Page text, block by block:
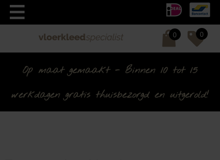
0 0
Op maat gemaakt - Binnen 10 tot 15
werkdagen gratis thuisbezorgd en uitgerold!